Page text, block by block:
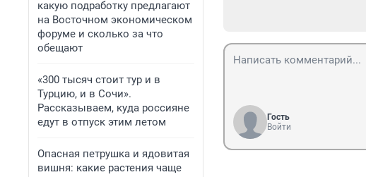
какую подработку предлагают
на Восточном экономическом
форуме и сколько за что
обещают
«300 тысяч стоит тур и в
Турцию, и в Сочи».
Рассказываем, куда россияне
едут в отпуск этим летом
Опасная петрушка и ядовитая
вишня: какие растения чаще
Гость
Войти